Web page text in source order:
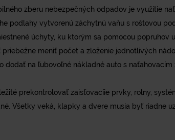
zberu nebezpečných odpadov je využitie
podlahy vytvorenú záchytnú vaňu s roštovou
úchyty, ku ktorým sa pomocou popruhov
meniť počet a zloženie jednotlivých
na ľubovoľné nákladné auto s naťahovacím
prekontrolovať zaisťovacíie prvky, rolny,
Všetky veká, klapky a dvere musia byť riadne